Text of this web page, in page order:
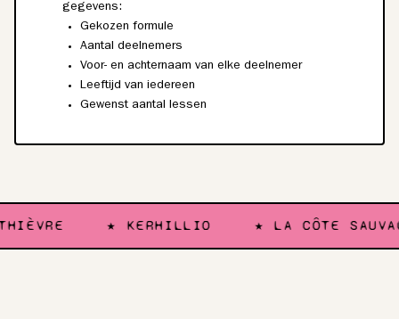
gegevens:
Gekozen formule
Aantal deelnemers
Voor- en achternaam van elke deelnemer
Leeftijd van iedereen
Gewenst aantal lessen
★ KERHILLIO ★ LA CÔTE SAUVAGE